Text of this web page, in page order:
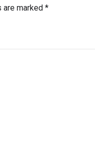
are marked *